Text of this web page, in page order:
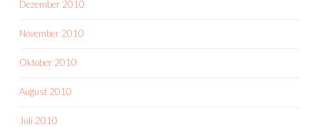
Dezember 2010
November 2010
Oktober 2010
August 2010
Juli 2010